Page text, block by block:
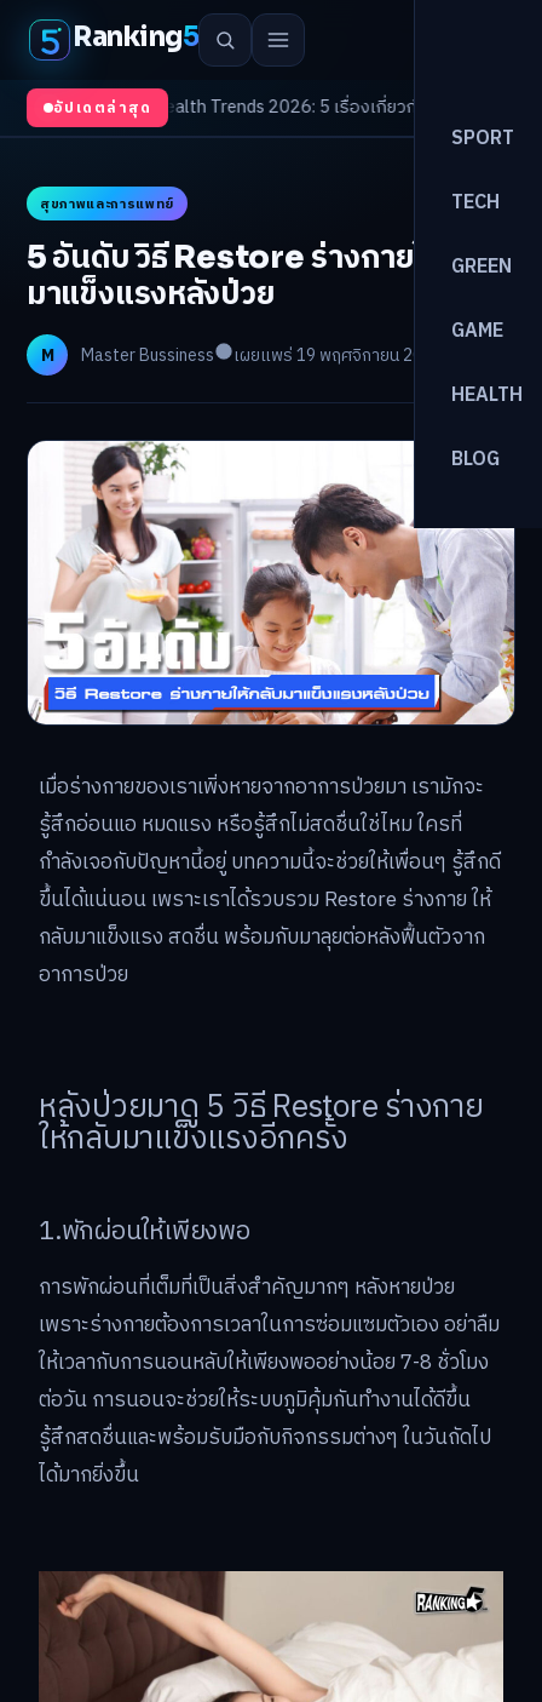
Ranking5
SPORT
TECH
GREEN
GAME
HEALTH
BLOG
อัปเดตล่าสุด
องจับตา/Health Trends 2026: 5 เรื่องเกี่ยวกับการแพทย์ที่ควรรู้
สุขภาพและการแพทย์
5 อันดับ วิธี Restore ร่างกายให้กลับ
มาแข็งแรงหลังป่วย
M Master Bussiness เผยแพร่ 19 พฤศจิกายน 2025
เมื่อร่างกายของเราเพิ่งหายจากอาการป่วยมา เรามักจะ
รู้สึกอ่อนแอ หมดแรง หรือรู้สึกไม่สดชื่นใช่ไหม ใครที่
กำลังเจอกับปัญหานี้อยู่ บทความนี้จะช่วยให้เพื่อนๆ รู้สึกดี
ขึ้นได้แน่นอน เพราะเราได้รวบรวม Restore ร่างกาย ให้
กลับมาแข็งแรง สดชื่น พร้อมกับมาลุยต่อหลังฟื้นตัวจาก
อาการป่วย
หลังป่วยมาดู 5 วิธี Restore ร่างกาย
ให้กลับมาแข็งแรงอีกครั้ง
1.พักผ่อนให้เพียงพอ
การพักผ่อนที่เต็มที่เป็นสิ่งสำคัญมากๆ หลังหายป่วย
เพราะร่างกายต้องการเวลาในการซ่อมแซมตัวเอง อย่าลืม
ให้เวลากับการนอนหลับให้เพียงพออย่างน้อย 7-8 ชั่วโมง
ต่อวัน การนอนจะช่วยให้ระบบภูมิคุ้มกันทำงานได้ดีขึ้น
รู้สึกสดชื่นและพร้อมรับมือกับกิจกรรมต่างๆ ในวันถัดไป
ได้มากยิ่งขึ้น